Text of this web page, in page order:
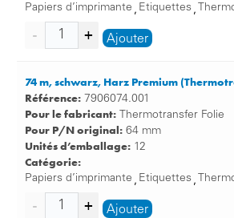
Papiers d’imprimante , Etiquettes ,
Ajouter
74 m, schwarz, Harz Premium
Référence: 7906074.001
Pour le fabricant: Thermotransfer Folie
Pour P/N original: 64 mm
Unités d’emballage: 12
Catégorie:
Papiers d’imprimante , Etiquettes ,
Ajouter